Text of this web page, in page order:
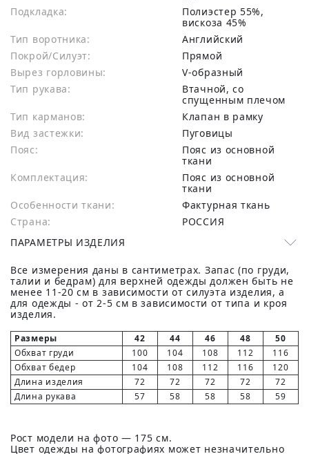
Подкладка:
Полиэстер 55%,
вискоза 45%
Тип воротника:
Английский
Покрой/Силуэт:
Прямой
Вырез горловины:
V-образный
Тип рукава:
Втачной, со
спущенным плечом
Тип карманов:
Клапан в рамку
Вид застежки:
Пуговицы
Пояс:
Пояс из основной
ткани
Комплектация:
Пояс из основной
ткани
Особенности ткани:
Фактурная ткань
Страна:
РОССИЯ
ПАРАМЕТРЫ ИЗДЕЛИЯ
Все измерения даны в сантиметрах. Запас (по груди,
талии и бедрам) для верхней одежды должен быть не
менее 11-20 см в зависимости от силуэта изделия, а
для одежды - от 2-5 см в зависимости от типа и кроя
изделия.
Размеры 42 44 46 48
50
Обхват груди
100 104 108 112
116
Обхват бедер
104 108 112 116
120
Длина изделия
72 72 72 72
72
Длина рукава
57 58 58 58 59
Рост модели на фото — 175 см.
Цвет одежды на фотографиях может незначительно